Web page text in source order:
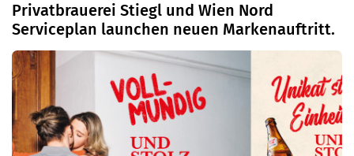
Privatbrauerei Stiegl und Wien Nord
Serviceplan launchen neuen Markenauftritt.